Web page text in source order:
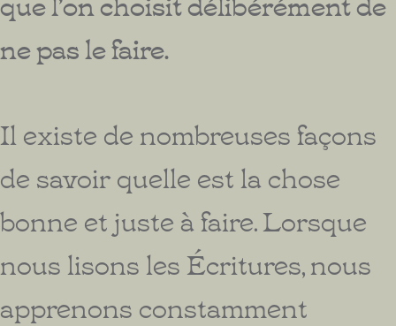
ne pas le faire.
Il existe de nombreuses façons
de savoir quelle est la chose
bonne et juste à faire. Lorsque
nous lisons les Écritures, nous
apprenons constamment